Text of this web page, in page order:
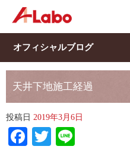
オフィシャルブログ
天井下地施工経過
投稿日 2019年3月6日
Facebook
Twitter